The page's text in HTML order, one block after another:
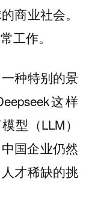
商业社会。
工作。
种特别的景
这样
型（LLM）
国企业仍然
才稀缺的挑